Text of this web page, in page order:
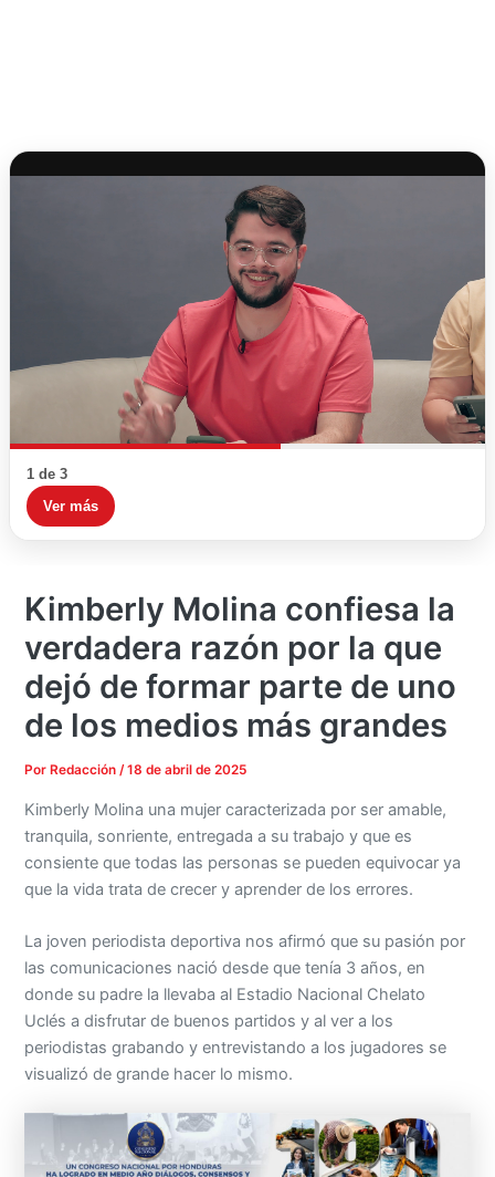
1 de 3
Ver más
Kimberly Molina confiesa la
verdadera razón por la que
dejó de formar parte de uno
de los medios más grandes
Por Redacción/18 de abril de 2025
Kimberly Molina una mujer caracterizada por ser amable,
tranquila, sonriente, entregada a su trabajo y que es
consiente que todas las personas se pueden equivocar ya
que la vida trata de crecer y aprender de los errores.
La joven periodista deportiva nos afirmó que su pasión por
las comunicaciones nació desde que tenía 3 años, en
donde su padre la llevaba al Estadio Nacional Chelato
Uclés a disfrutar de buenos partidos y al ver a los
periodistas grabando y entrevistando a los jugadores se
visualizó de grande hacer lo mismo.